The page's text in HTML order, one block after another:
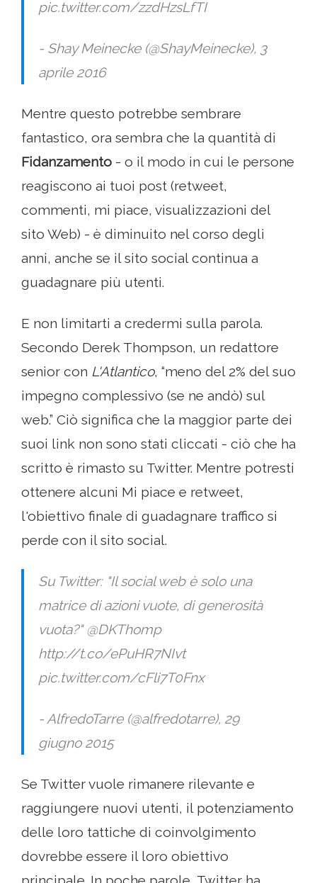
pic.twitter.com/zzdHzsLfTI
- Shay Meinecke (@ShayMeinecke), 3
aprile 2016
Mentre questo potrebbe sembrare
fantastico, ora sembra che la quantità di
Fidanzamento - o il modo in cui le persone
reagiscono ai tuoi post (retweet,
commenti, mi piace, visualizzazioni del
sito Web) - è diminuito nel corso degli
anni, anche se il sito social continua a
guadagnare più utenti.
E non limitarti a credermi sulla parola.
Secondo Derek Thompson, un redattore
senior con L'Atlantico, “meno del 2% del suo
impegno complessivo (se ne andò) sul
web.” Ciò significa che la maggior parte dei
suoi link non sono stati cliccati - ciò che ha
scritto è rimasto su Twitter. Mentre potresti
ottenere alcuni Mi piace e retweet,
l'obiettivo finale di guadagnare traffico si
perde con il sito social.
Su Twitter: "Il social web è solo una
matrice di azioni vuote, di generosità
vuota?" @DKThomp
http://t.co/ePuHR7NIvt
pic.twitter.com/cFli7T0Fnx
- AlfredoTarre (@alfredotarre), 29
giugno 2015
Se Twitter vuole rimanere rilevante e
raggiungere nuovi utenti, il potenziamento
delle loro tattiche di coinvolgimento
dovrebbe essere il loro obiettivo